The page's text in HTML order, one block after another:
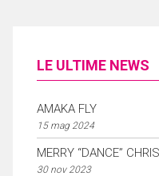
LE ULTIME NEWS
AMAKA FLY
15 mag 2024
MERRY “DANCE”
30 nov 2023